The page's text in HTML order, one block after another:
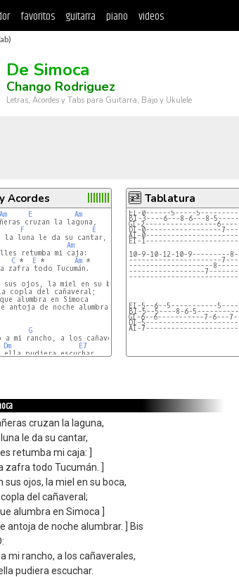
favoritos guitarra piano videos
De Simoca
Chango Rodriguez
Letras, Acordes y Tabs para Guitarra, Bajo y Ukulele
Acordes
Am E
Am
cruzan la laguna,
F
E
luna le da su cantar,
Am
C * E * Am *      ] Bis
zafra todo Tucumán.       ]
sus ojos, la miel en su boca,
copla del cañaveral;
alumbra en Simoca       ]
antoja de noche alumbrar. ] Bis
G
a mi rancho, a los cañaverales,
Dm
E7
pudiera escuchar.
Tablatura
EI-0------5-----
BI-3----6---8-6---8-
GI-2-----------------
DI-0------------------
AI-
EI-
10-9-10-12-10-
----------------------7---
--------------------
------------------
EI-5--6--5-----------5----
BI-5--5----8-6-
GI-6--6-----------7-6---
DI-
AI-
cruzan la laguna,
le da su cantar,
retumba mi caja: ]
zafra todo Tucumán. ]
sus ojos, la miel en su boca,
del cañaveral;
alumbra en Simoca ]
antoja de noche alumbrar. ] Bis
mi rancho, a los cañaverales,
pudiera escuchar.